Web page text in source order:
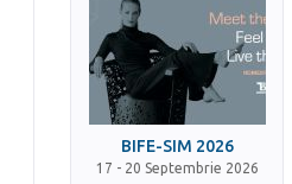
BIFE-SIM 2026
17 - 20 Septembrie 2026